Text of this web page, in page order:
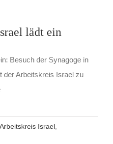
lädt ein
Besuch der Synagoge in
der Arbeitskreis Israel zu
Arbeitskreis Israel